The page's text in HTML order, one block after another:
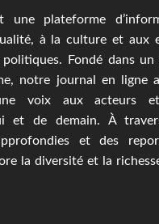
une plateforme
à la culture et aux
Fondé dans un
notre journal en ligne
voix aux acteurs
et de demain. À
et des
la diversité et la